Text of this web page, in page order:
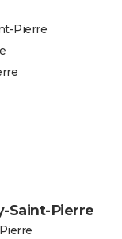
Pierre
Saint-Pierre